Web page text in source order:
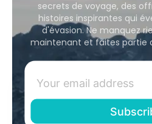
secrets de voyage, des
histoires inspirantes qui
d'évasion. Ne manquez
maintenant et faites partie